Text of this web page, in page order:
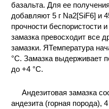
базальта. Для ее
добавляют 5 г Na2[SiF6] и
прочности беспористости
замазка превосходит все
замазки. ЯТемпература
°С. Замазка выдерживает
до +4 °С.
Андезитовая замазка
андезита (горная порода),